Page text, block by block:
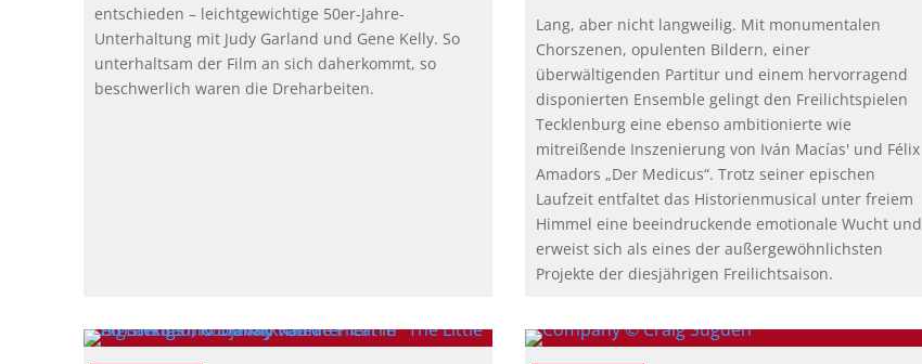
entschieden – leichtgewichtige 50er-Jahre-
Unterhaltung mit Judy Garland und Gene Kelly. So
unterhaltsam der Film an sich daherkommt, so
beschwerlich waren die Dreharbeiten.
Lang, aber nicht langweilig. Mit monumentalen
Chorszenen, opulenten Bildern, einer
überwältigenden Partitur und einem hervorragend
disponierten Ensemble gelingt den Freilichtspielen
Tecklenburg eine ebenso ambitionierte wie
mitreißende Inszenierung von Iván Macías' und Félix
Amadors „Der Medicus“. Trotz seiner epischen
Laufzeit entfaltet das Historienmusical unter freiem
Himmel eine beeindruckende emotionale Wucht und
erweist sich als eines der außergewöhnlichsten
Projekte der diesjährigen Freilichtsaison.